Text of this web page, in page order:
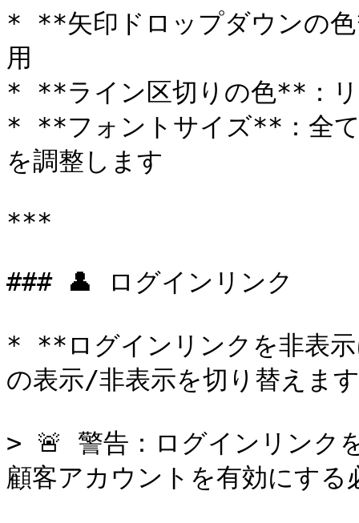
* **矢印ドロップダウンの
用
* **ライン区切りの色**：リ
* **フォントサイズ**：全て
を調整します
***
### 👤 ログインリンク
* **ログインリンクを非表
の表示/非表示を切り替えます
> 🚨 警告：ログインリンク
顧客アカウントを有効にする